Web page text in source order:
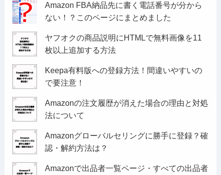
Amazon FBA納品先に書く電話番号が分から
ない！？このページにまとめました
ヤフオクの商品説明にHTMLで無料画像を11
枚以上追加する方法
Keepa有料版への登録方法！間違いやすいの
で要注意！
Amazonの注文履歴が消えた場合の理由と対処
法について
Amazonグローバルセリングに勝手に登録？確
認・解約方法は？
Amazonで出品者一覧ページ・すべての出品者